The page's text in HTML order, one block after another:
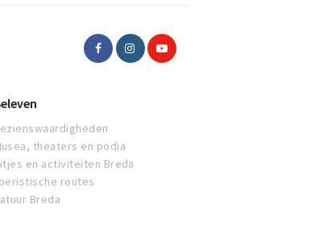
theaters en podia
en activiteiten Breda
routes
Breda